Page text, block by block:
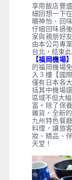
享用飯店豐
細回想一下
曠神怡、回
仔細回味過
家與親朋好
由本公司專
台北，結束
【福岡機場】
的福岡機場
入３樓【國
僅有日本各
括其中機場
區域不但大
富。除了保
雜貨，全新
九州特色餐
料理，讓旅
妝、精品、
天堂！